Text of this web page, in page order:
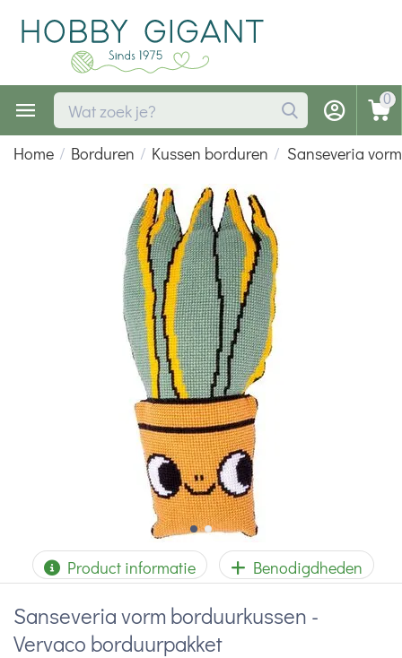
0
Home / Borduren / Kussen borduren / Sanseveria
Product informatie Benodigdheden
Sanseveria vorm borduurkussen -
Vervaco borduurpakket